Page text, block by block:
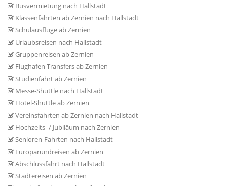
Busvermietung nach Hallstadt
Klassenfahrten ab Zernien nach Hallstadt
Schulausflüge ab Zernien
Urlaubsreisen nach Hallstadt
Gruppenreisen ab Zernien
Flughafen Transfers ab Zernien
Studienfahrt ab Zernien
Messe-Shuttle nach Hallstadt
Hotel-Shuttle ab Zernien
Vereinsfahrten ab Zernien nach Hallstadt
Hochzeits- / Jubiläum nach Zernien
Senioren-Fahrten nach Hallstadt
Europarundreisen ab Zernien
Abschlussfahrt nach Hallstadt
Städtereisen ab Zernien